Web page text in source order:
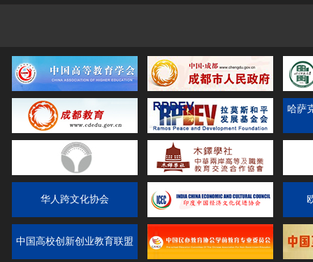
哈萨
华人跨文化协会
中国高校创新创业教育联盟